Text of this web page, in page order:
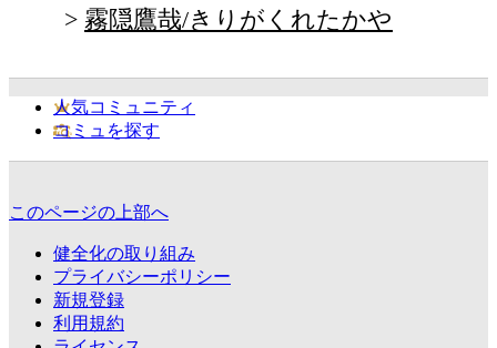
霧隠鷹哉/きりがくれたかや
人気コミュニティ
コミュを探す
このページの上部へ
健全化の取り組み
プライバシーポリシー
新規登録
利用規約